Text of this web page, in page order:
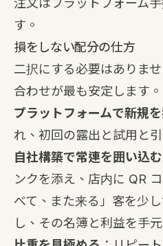
注文はプラットフォーム
す。
損をしない配分の仕方
二択にする必要はありま
合わせが最も安定します。
プラットフォームで新規
れ、初回の露出と試用と
自社構築で常連を囲い込む
ンクを添え、店内に QR
べて、また来る」客を少
し、その名簿と利益を手